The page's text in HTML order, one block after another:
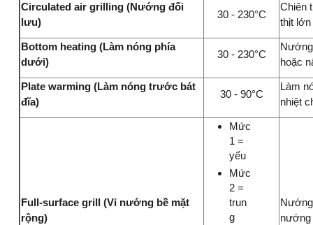
Circulated air grilling (Nướng đối
lưu)
30 - 230°C
Chiên
thịt
Bottom heating (Làm nóng phía
dưới)
30 - 230°C
hoặc
Plate warming (Làm nóng trước bát
đĩa)
30 - 90°C
Làm
nhiệt
Full-surface grill (Vỉ nướng bề mặt
rộng)
Mức
1 =
yếu
Mức
2 =
trun
g
nướng